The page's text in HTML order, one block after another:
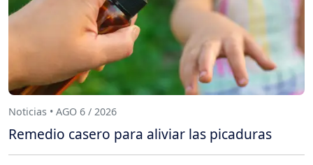
Noticias • AGO 6 / 2026
Remedio casero para aliviar las picaduras